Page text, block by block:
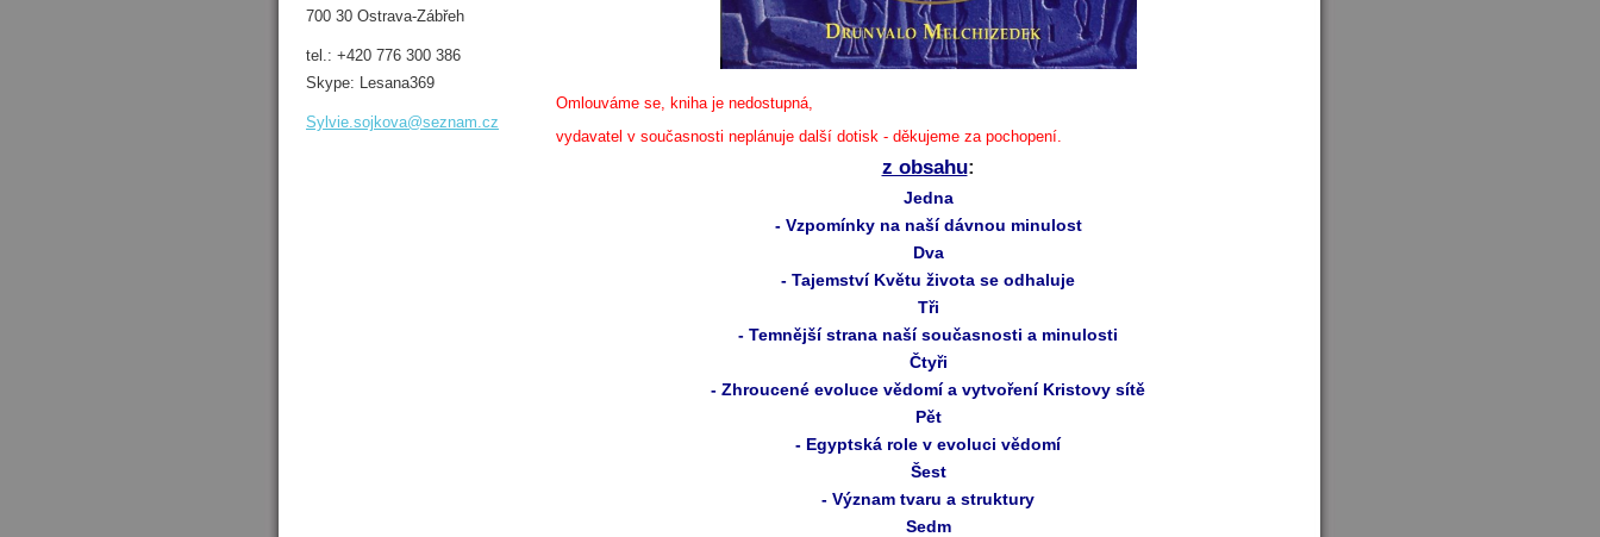
Omlouváme se, kniha je nedostupná,
vydavatel v současnosti neplánuje další dotisk - děkujeme za pochopení.
z obsahu:
Jedna
- Vzpomínky na naší dávnou minulost
Dva
- Tajemství Květu života se odhaluje
Tři
- Temnější strana naší současnosti a minulosti
Čtyři
- Zhroucené evoluce vědomí a vytvoření Kristovy sítě
Pět
- Egyptská role v evoluci vědomí
Šest
- Význam tvaru a struktury
Sedm
700 30 Ostrava-Zábřeh
tel.: +420 776 300 386
Skype: Lesana369
Sylvie.sojkova@seznam.cz